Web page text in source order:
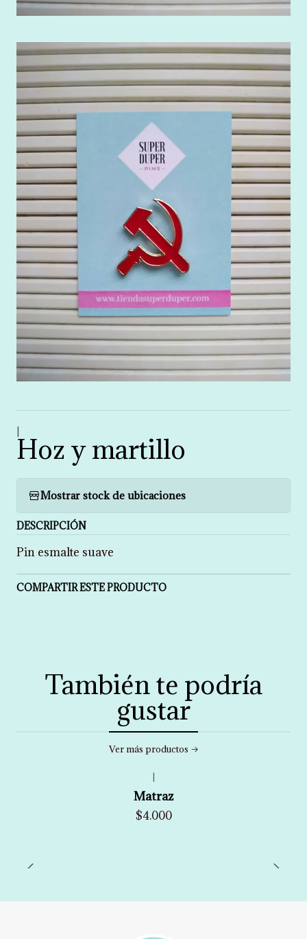
Hoz y martillo
Mostrar stock de ubicaciones
DESCRIPCIÓN
Pin esmalte suave
COMPARTIR ESTE PRODUCTO
También te podría
gustar
Ver más productos
Matraz
$4.000